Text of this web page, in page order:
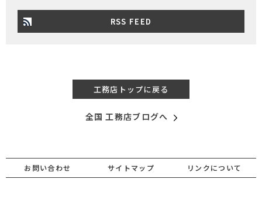
RSS FEED
工務店トップに戻る
全国 工務店ブログへ
お問い合わせ サイトマップ リンクについて